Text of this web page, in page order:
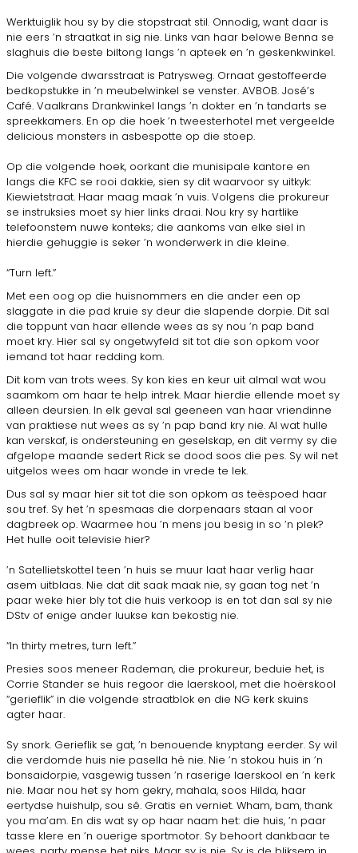
Werktuiglik hou sy by die stopstraat stil. Onnodig, want daar is
nie eers ’n straatkat in sig nie. Links van haar belowe Benna se
slaghuis die beste biltong langs ’n apteek en ’n geskenkwinkel.
Die volgende dwarsstraat is Patrysweg. Ornaat gestoffeerde
bedkopstukke in ’n meubelwinkel se venster. AVBOB. José’s
Café. Vaalkrans Drankwinkel langs ’n dokter en ’n tandarts se
spreekkamers. En op die hoek ’n tweesterhotel met vergeelde
delicious monsters in asbespotte op die stoep.
Op die volgende hoek, oorkant die munisipale kantore en
langs die KFC se rooi dakkie, sien sy dit waarvoor sy uitkyk:
Kiewietstraat. Haar maag maak ’n vuis. Volgens die prokureur
se instruksies moet sy hier links draai. Nou kry sy hartlike
telefoonstem nuwe konteks; die aankoms van elke siel in
hierdie gehuggie is seker ’n wonderwerk in die kleine.
“Turn left.”
Met een oog op die huisnommers en die ander een op
slaggate in die pad kruie sy deur die slapende dorpie. Dit sal
die toppunt van haar ellende wees as sy nou ’n pap band
moet kry. Hier sal sy ongetwyfeld sit tot die son opkom voor
iemand tot haar redding kom.
Dit kom van trots wees. Sy kon kies en keur uit almal wat wou
saamkom om haar te help intrek. Maar hierdie ellende moet sy
alleen deursien. In elk geval sal geeneen van haar vriendinne
van praktiese nut wees as sy ’n pap band kry nie. Al wat hulle
kan verskaf, is ondersteuning en geselskap, en dit vermy sy die
afgelope maande sedert Rick se dood soos die pes. Sy wil net
uitgelos wees om haar wonde in vrede te lek.
Dus sal sy maar hier sit tot die son opkom as teëspoed haar
sou tref. Sy het ’n spesmaas die dorpenaars staan al voor
dagbreek op. Waarmee hou ’n mens jou besig in so ’n plek?
Het hulle ooit televisie hier?
’n Satellietskottel teen ’n huis se muur laat haar verlig haar
asem uitblaas. Nie dat dit saak maak nie, sy gaan tog net ’n
paar weke hier bly tot die huis verkoop is en tot dan sal sy nie
DStv of enige ander luukse kan bekostig nie.
“In thirty metres, turn left.”
Presies soos meneer Rademan, die prokureur, beduie het, is
Corrie Stander se huis regoor die laerskool, met die hoërskool
“gerieflik” in die volgende straatblok en die NG kerk skuins
agter haar.
Sy snork. Gerieflik se gat, ’n benouende knyptang eerder. Sy wil
die verdomde huis nie pasella hê nie. Nie ’n stokou huis in ’n
bonsaidorpie, vasgewig tussen ’n raserige laerskool en ’n kerk
nie. Maar nou het sy hom gekry, mahala, soos Hilda, haar
eertydse huishulp, sou sê. Gratis en verniet. Wham, bam, thank
you ma’am. En dis wat sy op haar naam het: die huis, ’n paar
tasse klere en ’n ouerige sportmotor. Sy behoort dankbaar te